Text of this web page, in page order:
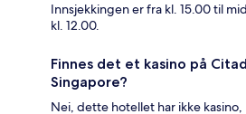
Innsjekkingen er fra kl. 15.00 til
kl. 12.00.
Finnes det et kasino på
Singapore?
Nei, dette hotellet har ikke